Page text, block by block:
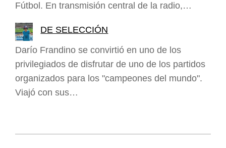
Fútbol. En transmisión central de la radio,…
DE SELECCIÓN
Darío Frandino se convirtió en uno de los
privilegiados de disfrutar de uno de los partidos
organizados para los "campeones del mundo".
Viajó con sus…